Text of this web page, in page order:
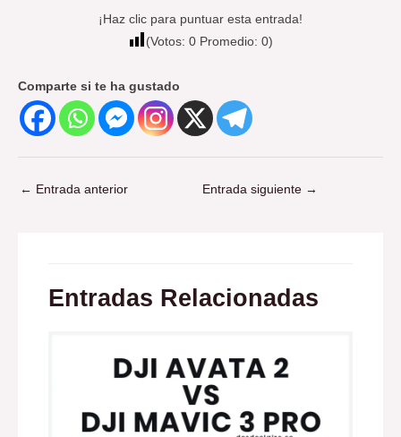
¡Haz clic para puntuar esta entrada!
(Votos: 0 Promedio: 0)
Comparte si te ha gustado
← Entrada anterior Entrada siguiente →
Entradas Relacionadas